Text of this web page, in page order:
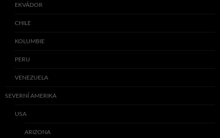
EKVÁDOR
CHILE
KOLUMBIE
PERU
VENEZUELA
SEVERNÍ AMERIKA
USA
ARIZONA